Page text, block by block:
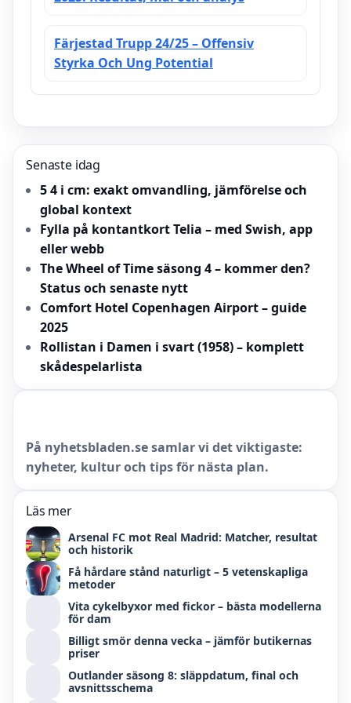
Färjestad Trupp 24/25 – Offensiv
Styrka Och Ung Potential
Senaste idag
5 4 i cm: exakt omvandling, jämförelse och
global kontext
Fylla på kontantkort Telia – med Swish, app
eller webb
The Wheel of Time säsong 4 – kommer den?
Status och senaste nytt
Comfort Hotel Copenhagen Airport – guide
2025
Rollistan i Damen i svart (1958) – komplett
skådespelarlista
På nyhetsbladen.se samlar vi det viktigaste:
nyheter, kultur och tips för nästa plan.
Läs mer
Arsenal FC mot Real Madrid: Matcher, resultat
och historik
Få hårdare stånd naturligt – 5 vetenskapliga
metoder
Vita cykelbyxor med fickor – bästa modellerna
för dam
Billigt smör denna vecka – jämför butikernas
priser
Outlander säsong 8: släppdatum, final och
avsnittsschema